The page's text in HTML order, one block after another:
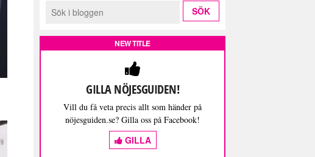
NEW TITLE
GILLA NÖJESGUIDEN!
Vill du få veta precis allt som händer på
nöjesguiden.se? Gilla oss på Facebook!
GILLA